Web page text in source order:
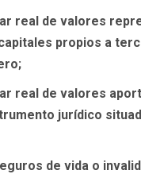
real de valores
propios a
real de valores
jurídico
de vida o